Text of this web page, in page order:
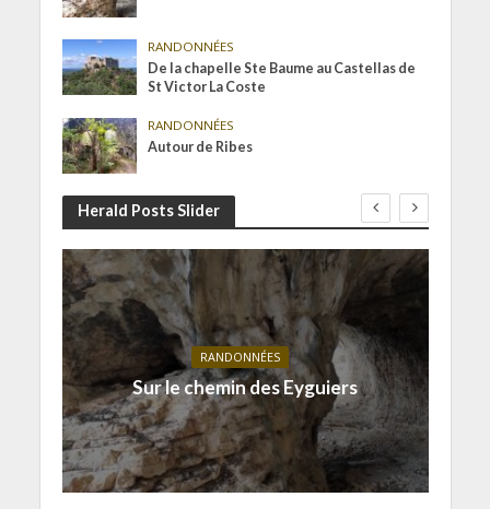
RANDONNÉES
De la chapelle Ste Baume au Castellas de
St Victor La Coste
RANDONNÉES
Autour de Ribes
Herald Posts Slider
RANDONNÉES
Sur le chemin des Eyguiers